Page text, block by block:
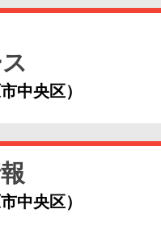
中央区）
中央区）